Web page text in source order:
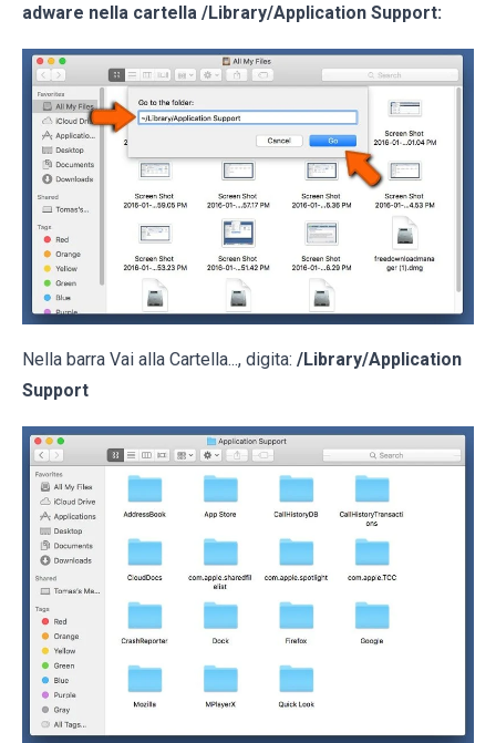
adware nella cartella /Library/Application Support:
Nella barra Vai alla Cartella..., digita: /Library/Application
Support